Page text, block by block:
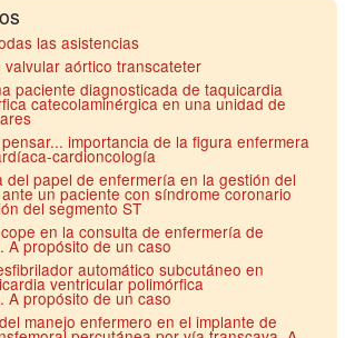
las asistencias
valvular aórtico transcateter
paciente diagnosticada de taquicardia
catecolaminérgica en una unidad de
importancia de la figura enfermera
cardioncología
del papel de enfermería en la gestión del
un paciente con síndrome coronario
del segmento ST
en la consulta de enfermería de
A propósito de un caso
automático subcutáneo en
ventricular polimórfica
A propósito de un caso
manejo enfermero en el implante de